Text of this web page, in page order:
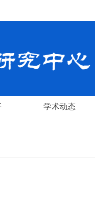
学术动态